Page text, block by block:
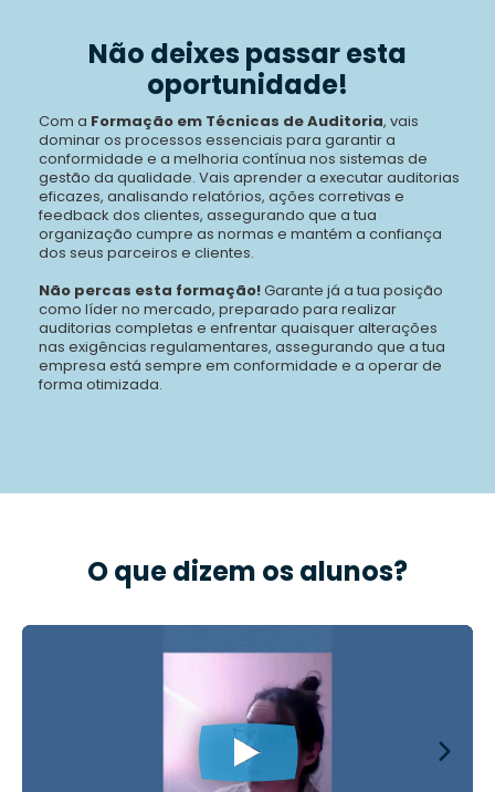
Não deixes passar esta
oportunidade!
Com a Formação em Técnicas de Auditoria, vais
dominar os processos essenciais para garantir a
conformidade e a melhoria contínua nos sistemas de
gestão da qualidade. Vais aprender a executar auditorias
eficazes, analisando relatórios, ações corretivas e
feedback dos clientes, assegurando que a tua
organização cumpre as normas e mantém a confiança
dos seus parceiros e clientes.
Não percas esta formação!Garante já a tua posição
como líder no mercado, preparado para realizar
auditorias completas e enfrentar quaisquer alterações
nas exigências regulamentares, assegurando que a tua
empresa está sempre em conformidade e a operar de
forma otimizada.
O que dizem os alunos?